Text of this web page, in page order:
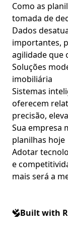
Como as
tomada de
Dados
importantes,
agilidade que
Soluções
imobiliária
Sistemas
oferecem
precisão,
Sua empresa
planilhas hoje
Adotar
e
mais será a
Built with